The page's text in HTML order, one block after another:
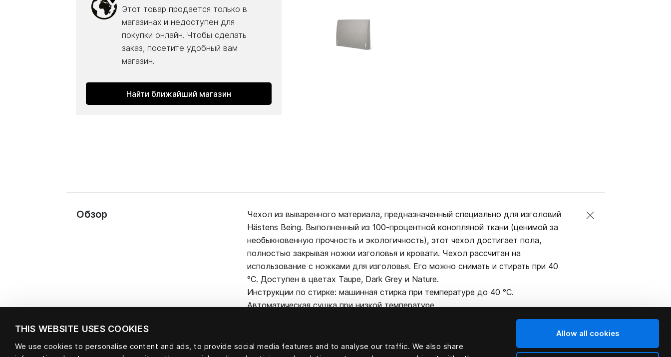
THIS WEBSITE USES COOKIES
We use cookies to personalise content and ads, to provide social media features and to analyse our traffic. We also share
Allow all cookies
Этот товар продается только в
магазинах и недоступен для
покупки онлайн. Чтобы сделать
заказ, посетите удобный вам
магазин.
Найти ближайший магазин
Обзор
Чехол из вываренного материала, предназначенный специально для изголовий
Hästens Being. Выполненный из 100-процентной конопляной ткани (ценимой за
необыкновенную прочность и экологичность), этот чехол достигает пола,
полностью закрывая ножки изголовья и кровати. Чехол рассчитан на
использование с ножками для изголовья. Его можно снимать и стирать при 40
°C. Доступен в цветах Taupe, Dark Grey и Nature.
Инструкции по стирке: машинная стирка при температуре до 40 °C.
Автоматическая сушка при низкой температуре.